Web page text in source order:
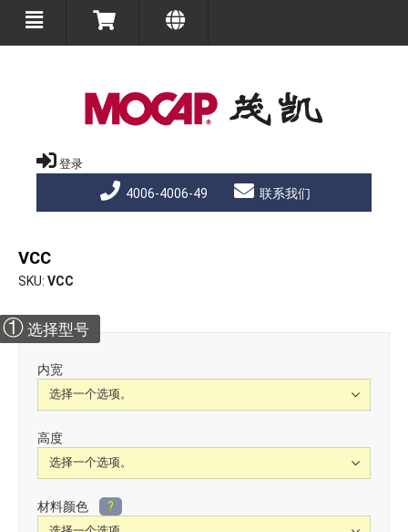
登录
4006-4006-49 联系我们
VCC
SKU VCC
① 选择型号
内宽
高度
材料颜色 ?